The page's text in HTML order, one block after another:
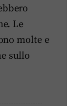
Le
molte e
sullo